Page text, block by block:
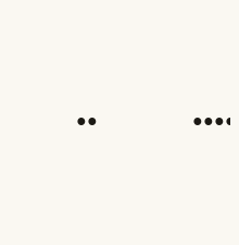
●● ●●●●